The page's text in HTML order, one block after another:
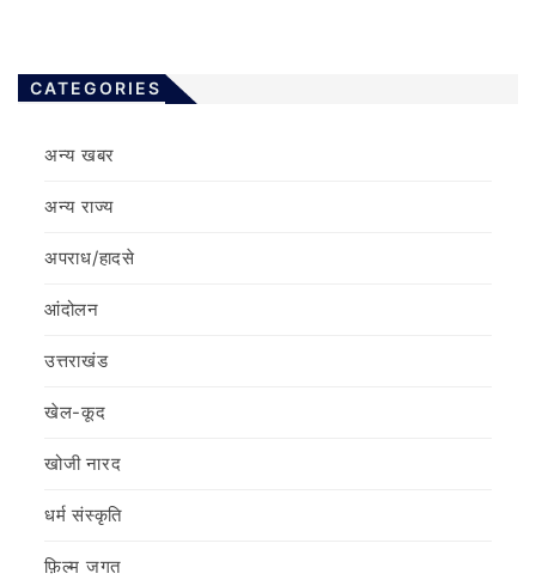
CATEGORIES
अन्य खबर
अन्य राज्य
अपराध/हादसे
आंदोलन
उत्तराखंड
खेल-कूद
खोजी नारद
धर्म संस्कृति
फ़िल्‍म जगत